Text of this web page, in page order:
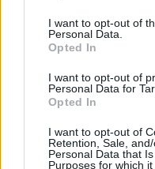
I want to opt-out of
Personal Data.
Opted In
I want to opt-out of
Personal Data for
Opted In
I want to opt-out of
Retention, Sale,
Personal Data that
Purposes for which it
Laisvalaikis
Romantiškiausia
elektriniu vandens
autobusu(1)